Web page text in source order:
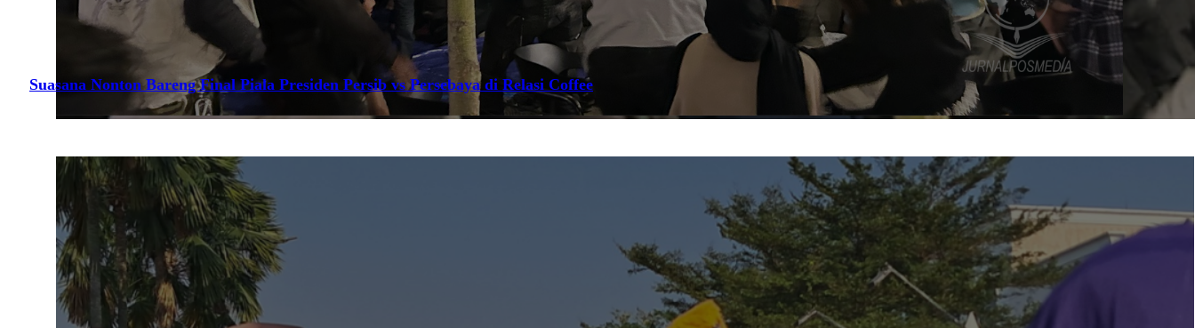
Suasana Nonton Bareng Final Piala Presiden Persib vs Persebaya di Relasi Coffee